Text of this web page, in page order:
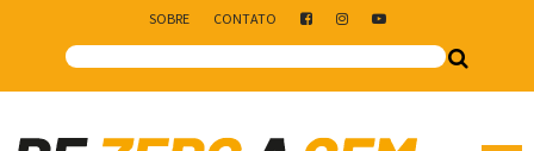
SOBRE CONTATO